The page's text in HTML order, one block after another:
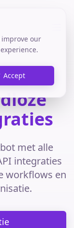
improve our
Accept
met alle
integraties
workflows en